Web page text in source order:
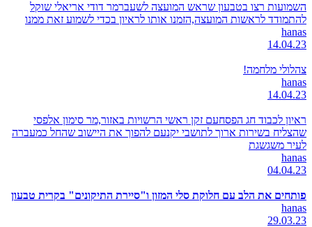
השמועות רצו בטבעון שראש המועצה לשעברמר דודי אריאלי שוקל
להתמודד לראשות המועצה,הזמנו אותו לראיון בכדי לשמוע זאת ממנו
hanas
14.04.23
צהלולי מלחמה!
hanas
14.04.23
ראיון לכבוד חג הפסחעם זקן ראשי הרשויות באזור,מר סימון אלפסי
שהצליח בשירות ארוך לתושבי יקנעם להפוך את היישוב שהחל כמעברה
לעיר משגשגת
hanas
04.04.23
פותחים את הלב עם חלוקת סלי המזון ו"סיירת התיקונים" בקרית טבעון
hanas
29.03.23